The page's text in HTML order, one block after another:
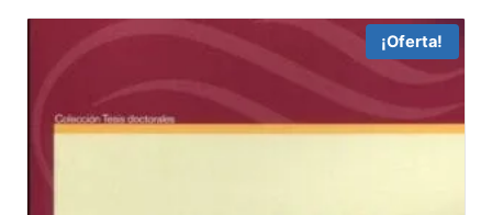
¡Oferta!